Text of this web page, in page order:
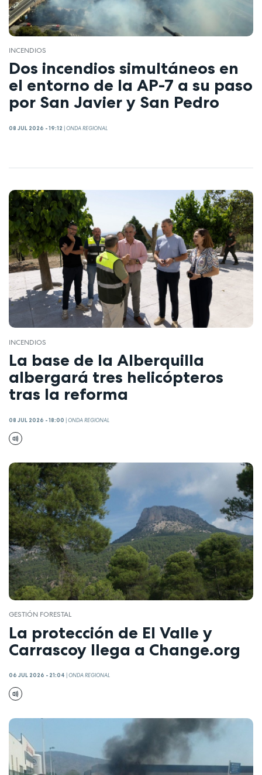
INCENDIOS
Dos incendios simultáneos en
el entorno de la AP-7 a su paso
por San Javier y San Pedro
08 JUL 2026 - 19:12 |ONDA REGIONAL
INCENDIOS
La base de la Alberquilla
albergará tres helicópteros
tras la reforma
08 JUL 2026 - 18:00 |ONDA REGIONAL
GESTIÓN FORESTAL
La protección de El Valle y
Carrascoy llega a Change.org
06 JUL 2026 - 21:04 ONDA REGIONAL